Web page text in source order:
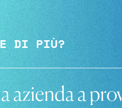
DI PIÙ?
azienda a